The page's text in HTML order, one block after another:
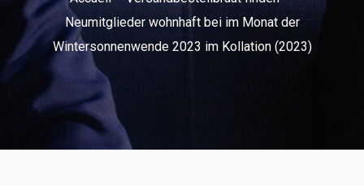
Neumitglieder wohnhaft bei im Monat der
Wintersonnenwende 2023 im Kollation (2023)